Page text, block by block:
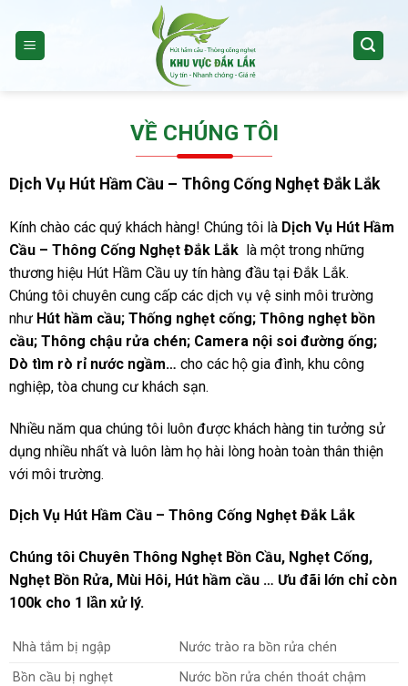
content
VỀ CHÚNG TÔI
Dịch Vụ Hút Hầm Cầu – Thông Cống Nghẹt Đắk Lắk
Kính chào các quý khách hàng! Chúng tôi là Dịch Vụ Hút Hầm
Cầu – Thông Cống Nghẹt Đắk Lắk là một trong những
thương hiệu Hút Hầm Cầu uy tín hàng đầu tại Đắk Lắk.
Chúng tôi chuyên cung cấp các dịch vụ vệ sinh môi trường
như Hút hầm cầu; Thống nghẹt cống; Thông nghẹt bồn
cầu; Thông chậu rửa chén; Camera nội soi đường ống;
Dò tìm rò rỉ nước ngầm… cho các hộ gia đình, khu công
nghiệp, tòa chung cư khách sạn.
Nhiều năm qua chúng tôi luôn được khách hàng tin tưởng sử
dụng nhiều nhất và luôn làm họ hài lòng hoàn toàn thân thiện
với môi trường.
Dịch Vụ Hút Hầm Cầu – Thông Cống Nghẹt Đắk Lắk
Chúng tôi Chuyên Thông Nghẹt Bồn Cầu, Nghẹt Cống,
Nghẹt Bồn Rửa, Mùi Hôi, Hút hầm cầu … Ưu đãi lớn chỉ còn
100k cho 1 lần xử lý.
Nhà tắm bị ngập
Nước trào ra bồn rửa chén
Bồn cầu bị nghẹt
Nước bồn rửa chén thoát chậm